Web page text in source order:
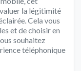
la légitimité
Cela vous
et de choisir en
souhaitez
téléphonique